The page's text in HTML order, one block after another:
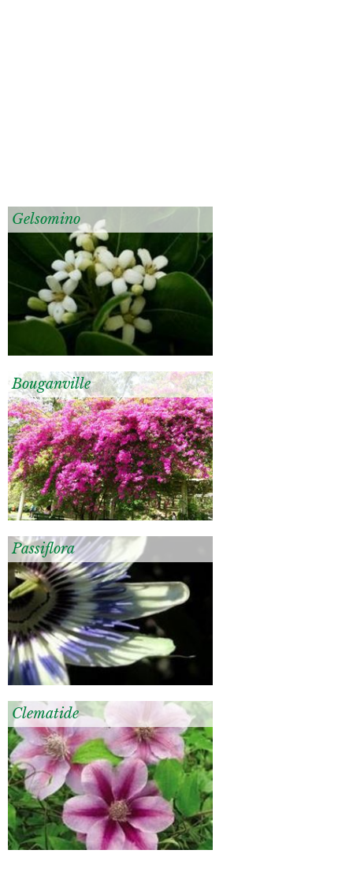
Gelsomino
Bouganville
Passiflora
Clematide